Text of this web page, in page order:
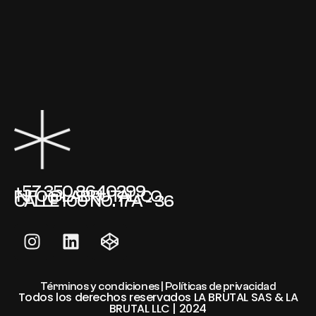
+57 350 8640299
INFO@LABRUTAL.CO
CALLE 100 NO. 17A - 36
Términos y condiciones | Políticas de privacidad
Todos los derechos reservados LA BRUTAL SAS & LA
BRUTAL LLC | 2024